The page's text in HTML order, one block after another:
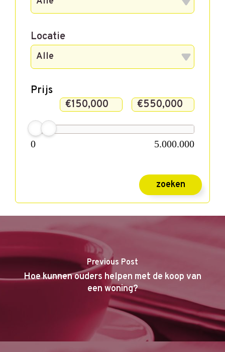
Locatie
Prijs
0 5.000.000
Previous Post
Hoe kunnen ouders helpen met de koop van
een woning?